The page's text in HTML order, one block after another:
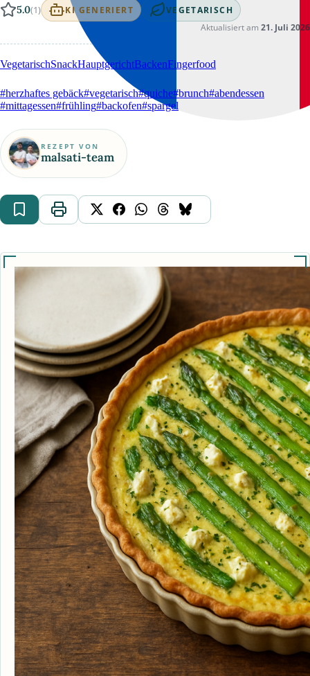
5.0(1) KI GENERIERT VEGETARISCH
Aktualisiert am 21. Juli 2026
VegetarischSnackHauptgerichtBackenFingerfood
#herzhaftes gebäck#vegetarisch#quiche#brunch#abendessen
#mittagessen#frühling#backofen#spargel
REZEPT VON
malsati-team